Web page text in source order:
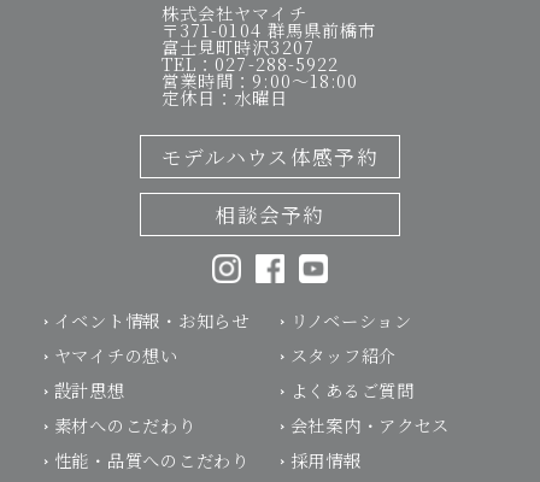
株式会社ヤマイチ
〒371-0104 群馬県前橋市
富士見町時沢3207
TEL：027-288-5922
営業時間：9:00～18:00
定休日：水曜日
モデルハウス体感予約
相談会予約
イベント情報・お知らせ
ヤマイチの想い
設計思想
素材へのこだわり
性能・品質へのこだわり
リノベーション
スタッフ紹介
よくあるご質問
会社案内・アクセス
採用情報